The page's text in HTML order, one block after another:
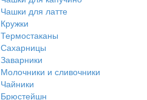
Чашки для латте
Кружки
Термостаканы
Сахарницы
Заварники
Молочники и сливочники
Чайники
Брюстейшн